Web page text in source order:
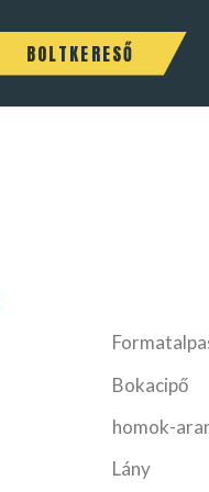
BOLTKERESŐ
Bokacipő
homok-
Lány